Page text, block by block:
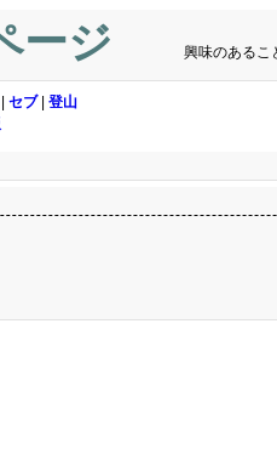
ージ 興味のあるこ
セブ| 登山